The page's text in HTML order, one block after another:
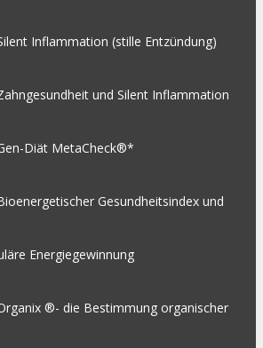
Inflammation (stille Entzündung)
und Silent Inflammation
Diät MetaCheck®*
Gesundheitsindex und
Energiegewinnung
®- die Bestimmung organischer